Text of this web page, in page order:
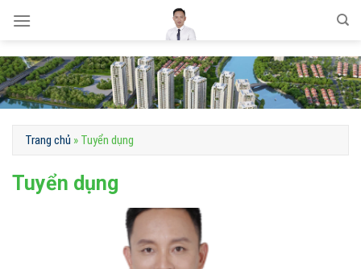
Trang chủ » Tuyển dụng
Tuyển dụng